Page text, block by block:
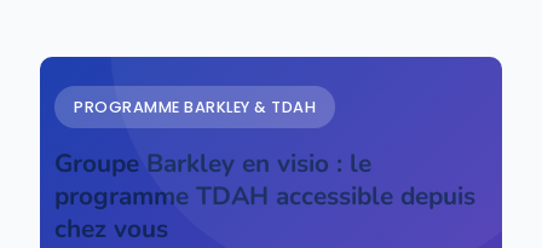
PROGRAMME BARKLEY & TDAH
Groupe Barkley en visio : le
programme TDAH accessible depuis
chez vous